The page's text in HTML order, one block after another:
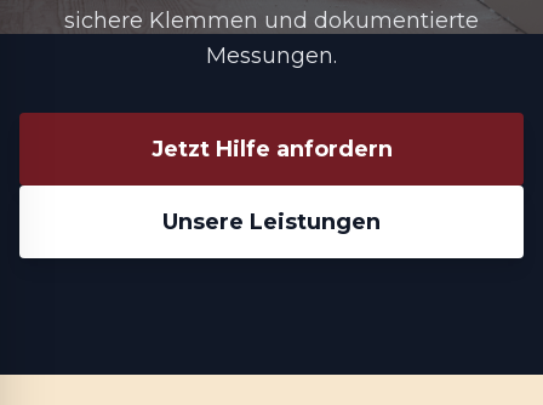
sichere Klemmen und dokumentierte
Messungen.
Jetzt Hilfe anfordern
Unsere Leistungen